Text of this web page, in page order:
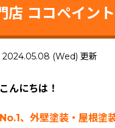
店 ココペイント
2024.05.08 (Wed) 更新
んにちは！
、外壁塗装・屋根塗